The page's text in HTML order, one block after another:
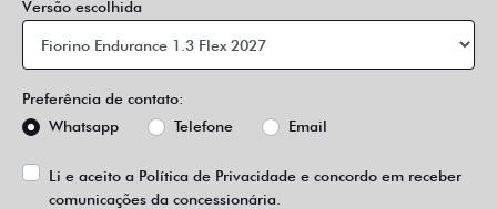
Versão escolhida
Preferência de contato:
Whatsapp
Telefone Email
Li e aceito a Política de Privacidade e concordo em receber
comunicações da concessionária.